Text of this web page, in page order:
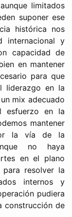
limitados
suponer ese
histórica nos
internacional y
capacidad de
en mantener
para que
liderazgo en la
mix adecuado
esfuerzo en la
mantener
la vía de la
no haya
en el plano
para resolver la
internos y
pudiera
construcción de